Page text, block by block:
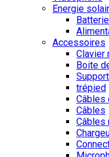
Energie
Accessoires
Clavier
Boite
trépied
Câbles
Câbles
Câbles